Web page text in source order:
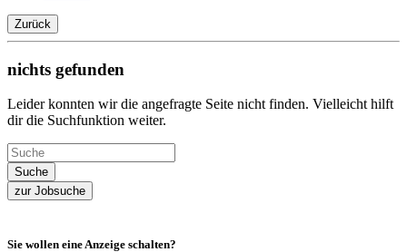
Zurück
nichts gefunden
Leider konnten wir die angefragte Seite nicht finden. Vielleicht hilft
dir die Suchfunktion weiter.
zur Jobsuche
Sie wollen eine Anzeige schalten?